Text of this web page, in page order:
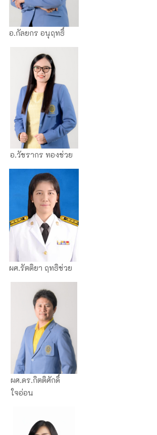
อ.กัลยกร อนุฤทธิ์
อ.วัชรากร ทองช่วย
ผศ.รัตติยา ฤทธิช่วย
ผศ.ดร.กิตติศักดิ์
ใจอ่อน